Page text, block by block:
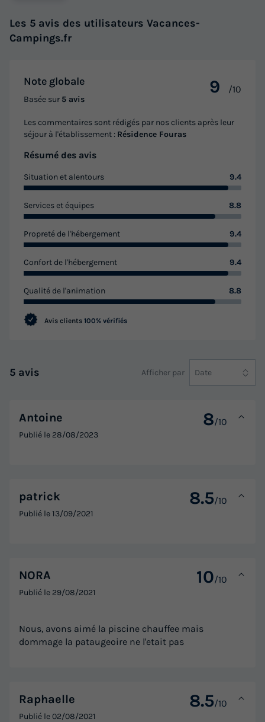
Les 5 avis des utilisateurs Vacances-
Campings.fr
Note globale
Basée sur 5 avis
9 /10
Les commentaires sont rédigés par nos clients après leur
séjour à l'établissement : Résidence Fouras
Résumé des avis
Situation et alentours 9.4
Services et équipes 8.8
Propreté de l'hébergement 9.4
Confort de l'hébergement 9.4
Qualité de l'animation 8.8
Avis clients 100% vérifiés
5 avis Afficher par Date
Antoine 8/10
Publié le 28/08/2023
patrick 8.5/10
Publié le13/09/2021
NORA 10/10
Publié le 29/08/2021
Nous, avons aimé la piscine chauffee mais
dommage la pataugeoire ne l'etait pas
Raphaelle 8.5/10
Publié le02/08/2021